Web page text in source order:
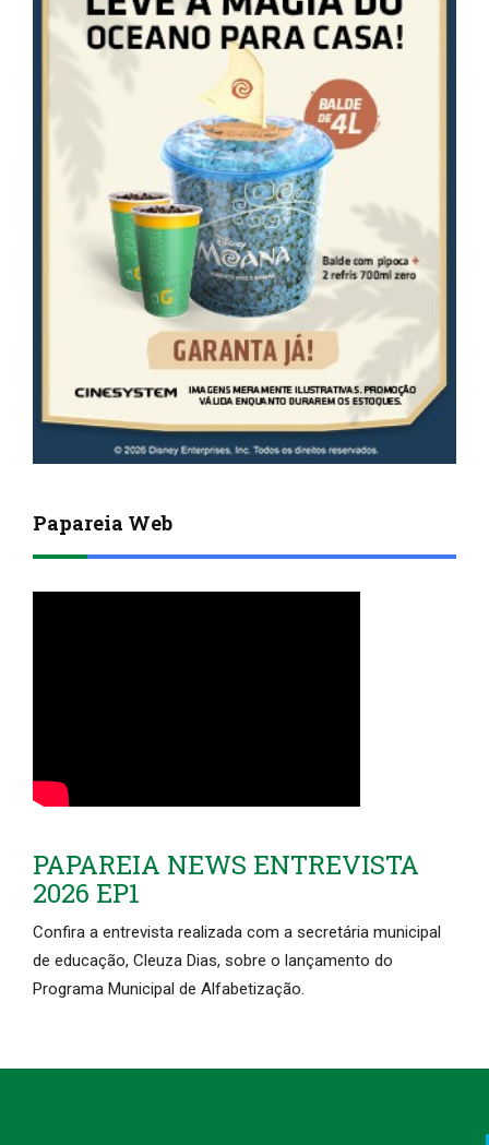
Papareia Web
PAPAREIA NEWS ENTREVISTA
2026 EP1
Confira a entrevista realizada com a secretária municipal
de educação, Cleuza Dias, sobre o lançamento do
Programa Municipal de Alfabetização.